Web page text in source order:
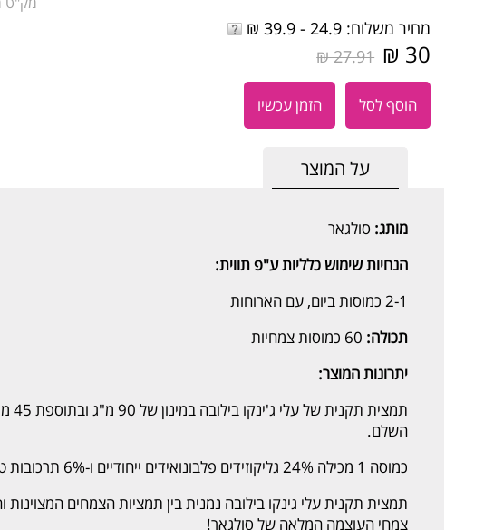
מחיר משלוח: 24.9 - 39.9 ₪
30 ₪
27.91 ₪
הוסף לסל הזמן עכשיו
על המוצר
מותג: סולגאר
הנחיות שימוש כלליות ע"פ תווית:
2-1 כמוסות ביום, עם הארוחות
תכולה:
יתרונות המוצר:
תמצית
השלם.
כמוסה 1 מכילה 24% גליקוזידים פלבונואידים ייחודיים ו-6% תרכובות טרפניות.
תמצית תקנית עלי גינקו בילובה נמנית בין תמציות הצמחים המצוינות
צמחי העוצמה המלאה של סולגאר!